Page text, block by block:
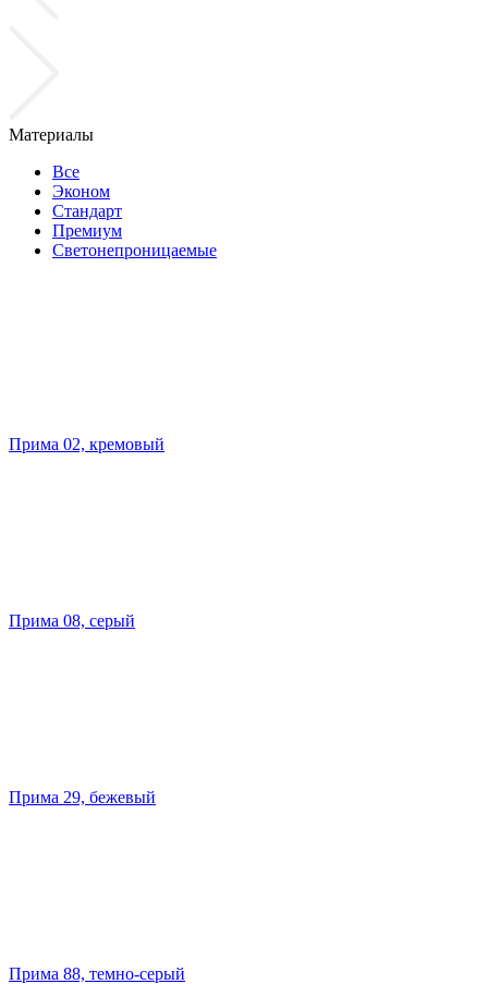
Материалы
Все
Эконом
Стандарт
Премиум
Светонепроницаемые
Прима 02, кремовый
Прима 08, серый
Прима 29, бежевый
Прима 88, темно-серый